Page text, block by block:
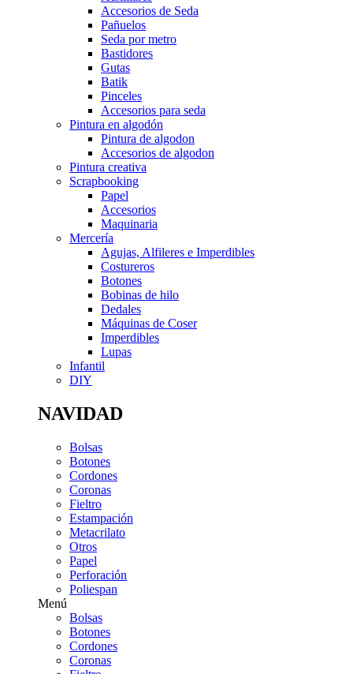
Accesorios de Seda
Pañuelos
Seda por metro
Bastidores
Gutas
Batik
Pinceles
Accesorios para seda
Pintura en algodón
Pintura de algodon
Accesorios de algodon
Pintura creativa
Scrapbooking
Papel
Accesorios
Maquinaria
Mercería
Agujas, Alfileres e Imperdibles
Costureros
Botones
Bobinas de hilo
Dedales
Máquinas de Coser
Imperdibles
Lupas
Infantil
DIY
NAVIDAD
Bolsas
Botones
Cordones
Coronas
Fieltro
Estampación
Metacrilato
Otros
Papel
Perforación
Poliespan
Menú
Bolsas
Botones
Cordones
Coronas